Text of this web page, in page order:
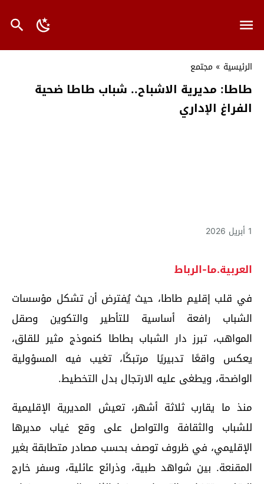
الرئيسية » مجتمع
طاطا: مديرية الاشباح.. شباب طاطا ضحية
الفراغ الإداري
1 أبريل 2026
العربية.ما-الرباط
في قلب إقليم طاطا، حيث يُفترض أن تشكل مؤسسات
الشباب رافعة أساسية للتأطير والتكوين وصقل
المواهب، تبرز دار الشباب بطاطا كنموذج مثير للقلق،
يعكس واقعًا تدبيريًا مرتبكًا، تغيب فيه المسؤولية
الواضحة، ويطغى عليه الارتجال بدل التخطيط.
منذ ما يقارب ثلاثة أشهر، تعيش المديرية الإقليمية
للشباب والثقافة والتواصل على وقع غياب مديرها
الإقليمي، في ظروف توصف بحسب مصادر متطابقة بغير
المقنعة. بين شواهد طبية، وذرائع عائلية، وسفر خارج